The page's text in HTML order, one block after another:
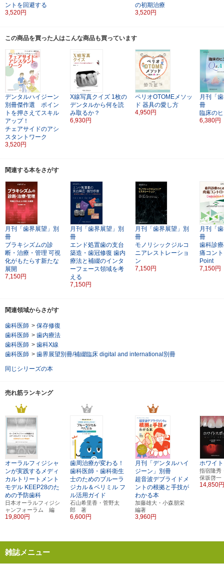
ントを回避する
3,520円
の初期治療
3,520円
この商品を買った人はこんな商品も買っています
デンタルハイジーン
別冊傑作選 ポイン
トを押さえてスキル
アップ！
チェアサイドのアシ
スタントワーク
3,520円
X線写真クイズ 1枚の
デンタルから何を読
み取るか？
6,930円
ペリオOTOMEメソッ
ド 器具の愛し方
4,950円
月刊「
冊
臨床の
6,380円
関連する本をさがす
月刊「歯界展望」別
冊
ブラキシズムの診
断・治療・管理 可視
化がもたらす新たな
展開
7,150円
月刊「歯界展望」別
冊
エンド処置歯の支台
築造・歯冠修復 歯内
療法と補綴のインタ
ーフェース領域を考
える
7,150円
月刊「歯界展望」別
冊
モノリシックジルコ
ニアレストレーショ
ン
7,150円
月刊「
冊
歯科診
痛コン
Point
7,150円
関連領域からさがす
歯科医師 > 保存修復
歯科医師 > 歯内療法
歯科医師 > 歯科X線
歯科医師 > 歯界展望別冊/補綴臨床 digital and international別冊
同じシリーズの本
売れ筋ランキング
オーラルフィジシャ
ンが実践するメディ
カルトリートメント
モデル KEEP28のた
めの予防歯科
日本オーラルフィジシ
ャンフォーラム 編
19,800円
歯周治療が変わる！
歯科医師・歯科衛生
士のためのブルーラ
ジカル＆ペリミル フ
ル活用ガイド
石山希里香・菅野太
郎 著
6,600円
月刊「デンタルハイ
ジーン」別冊
超音波デブライドメ
ントの根拠と手技が
わかる本
加藤雄大・小森朋栄
編著
3,960円
ホワイ
指宿隆秀
保坂啓
14,850
雑誌メニュー